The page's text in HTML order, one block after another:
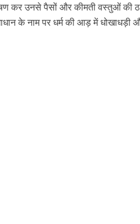
कर उनसे पैसों और कीमती वस्तुओं की
के नाम पर धर्म की आड़ में धोखाधड़ी